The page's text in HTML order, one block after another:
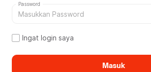
Password
Ingat login saya
Masuk